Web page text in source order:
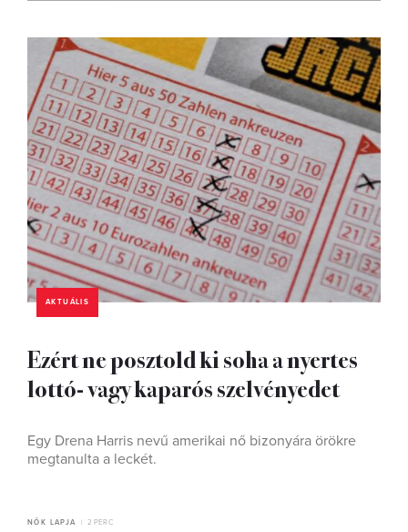
AKTUÁLIS
Ezért ne posztold ki soha a nyertes
lottó- vagy kaparós szelvényedet
Egy Drena Harris nevű amerikai nő bizonyára örökre
megtanulta a leckét.
NŐK LAPJA 2 PERC